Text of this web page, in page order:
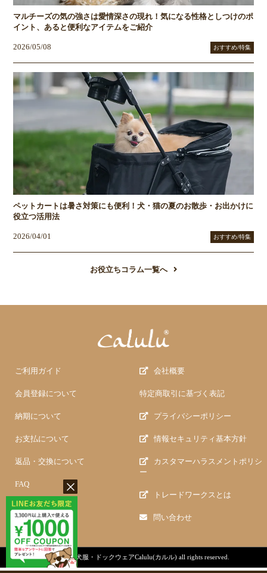
マルチーズの気の強さは愛情深さの現れ！気になる性格としつけのポ
イント、あると便利なアイテムをご紹介
2026/05/08 おすすめ/特集
ペットカートは暑さ対策にも便利！犬・猫の夏のお散歩・お出かけに
役立つ活用法
2026/04/01 おすすめ/特集
お役立ちコラム一覧へ
ご利用ガイド
会員登録について
納期について
お支払について
返品・交換について
FAQ
会社概要
特定商取引に基づく表記
プライバシーポリシー
情報セキュリティ基本方針
カスタマーハラスメントポリシ
ー
トレードワークスとは
問い合わせ
copyright (c)犬服・ドックウェアCalulu(カルル) all rights reserved.